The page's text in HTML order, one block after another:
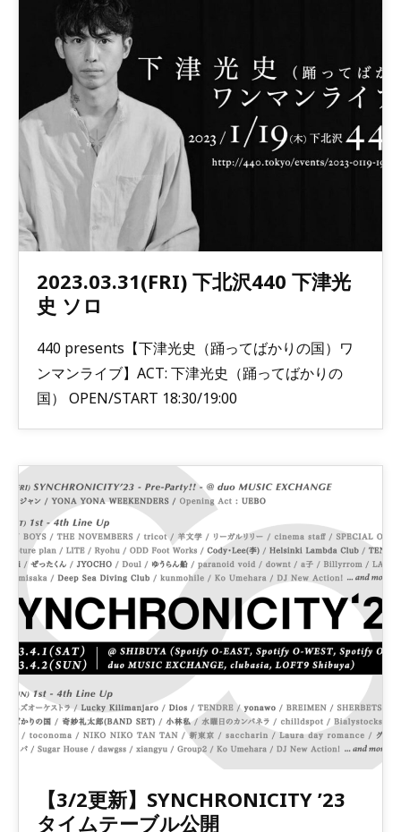
2023.03.31(FRI) 下北沢440 下津光
史 ソロ
440 presents【下津光史（踊ってばかりの国）ワ
ンマンライブ】ACT: 下津光史（踊ってばかりの
国） OPEN/START 18:30/19:00
【3/2更新】SYNCHRONICITY ’23
タイムテーブル公開